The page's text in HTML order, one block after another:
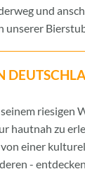
und
unserer
riesigen
hautnah zu
einer
-